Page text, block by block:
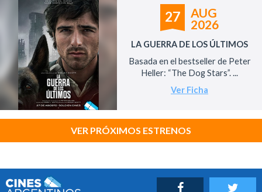
27
AUG
2026
LA GUERRA DE LOS ÚLTIMOS
Basada en el bestseller de Peter
Heller: “The Dog Stars”. ...
Ver Ficha
VER PRÓXIMOS ESTRENOS